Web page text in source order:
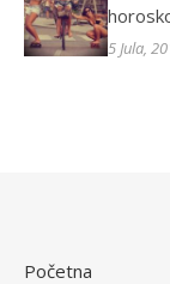
5 Jula,
Početna